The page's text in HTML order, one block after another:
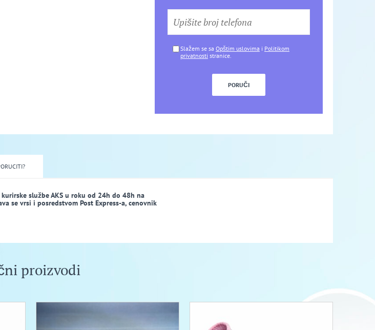
Slažem se sa Opštim uslovima i Politikom
privatnosti stranice.
službe AKS u roku od 24h do 48h na
se vrsi i posredstvom Post Express-a, cenovnik
proizvodi